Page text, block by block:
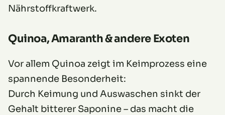
Nährstoffkraftwerk.
Quinoa, Amaranth & andere Exoten
Vor allem Quinoa zeigt im Keimprozess eine
spannende Besonderheit:
Durch Keimung und Auswaschen sinkt der
Gehalt bitterer Saponine – das macht die